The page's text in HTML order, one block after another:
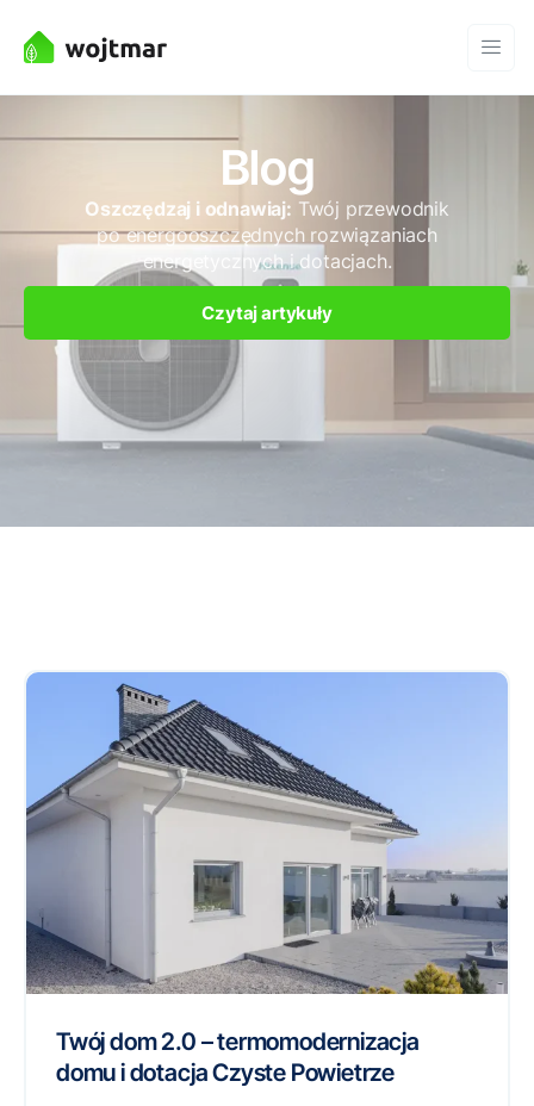
Blog
Oszczędzaj i odnawiaj: Twój przewodnik
po energooszczędnych rozwiązaniach
energetycznych i dotacjach.
Czytaj artykuły
Twój dom 2.0 – termomodernizacja
domu i dotacja Czyste Powietrze